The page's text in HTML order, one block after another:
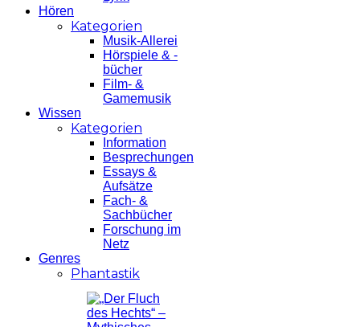
Hören
Kategorien
Musik-Allerei
Hörspiele & -
bücher
Film- &
Gamemusik
Wissen
Kategorien
Information
Besprechungen
Essays &
Aufsätze
Fach- &
Sachbücher
Forschung im
Netz
Genres
Phantastik